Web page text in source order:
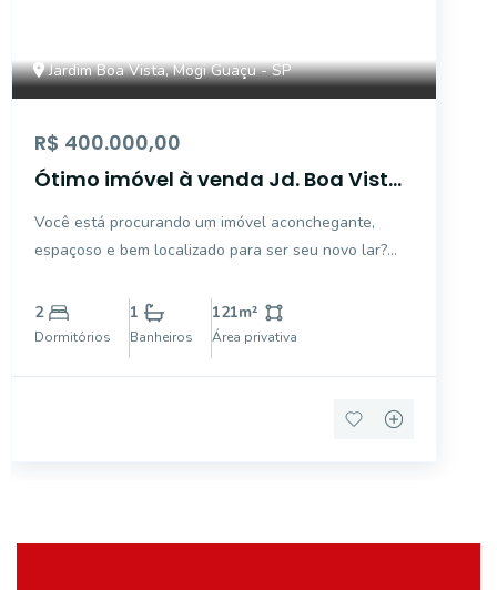
Jardim Boa Vista, Mogi Guaçu - SP
R$ 400.000,00
Ótimo imóvel à venda Jd. Boa Vista
Você está procurando um imóvel aconchegante,
espaçoso e bem localizado para ser seu novo lar?
você será recebido por amplos espaços, repletos de
luminosidade e funcionalidade em todos os
ambientes. A l
2
Dormitórios
1
Banheiros
121m²
Área privativa